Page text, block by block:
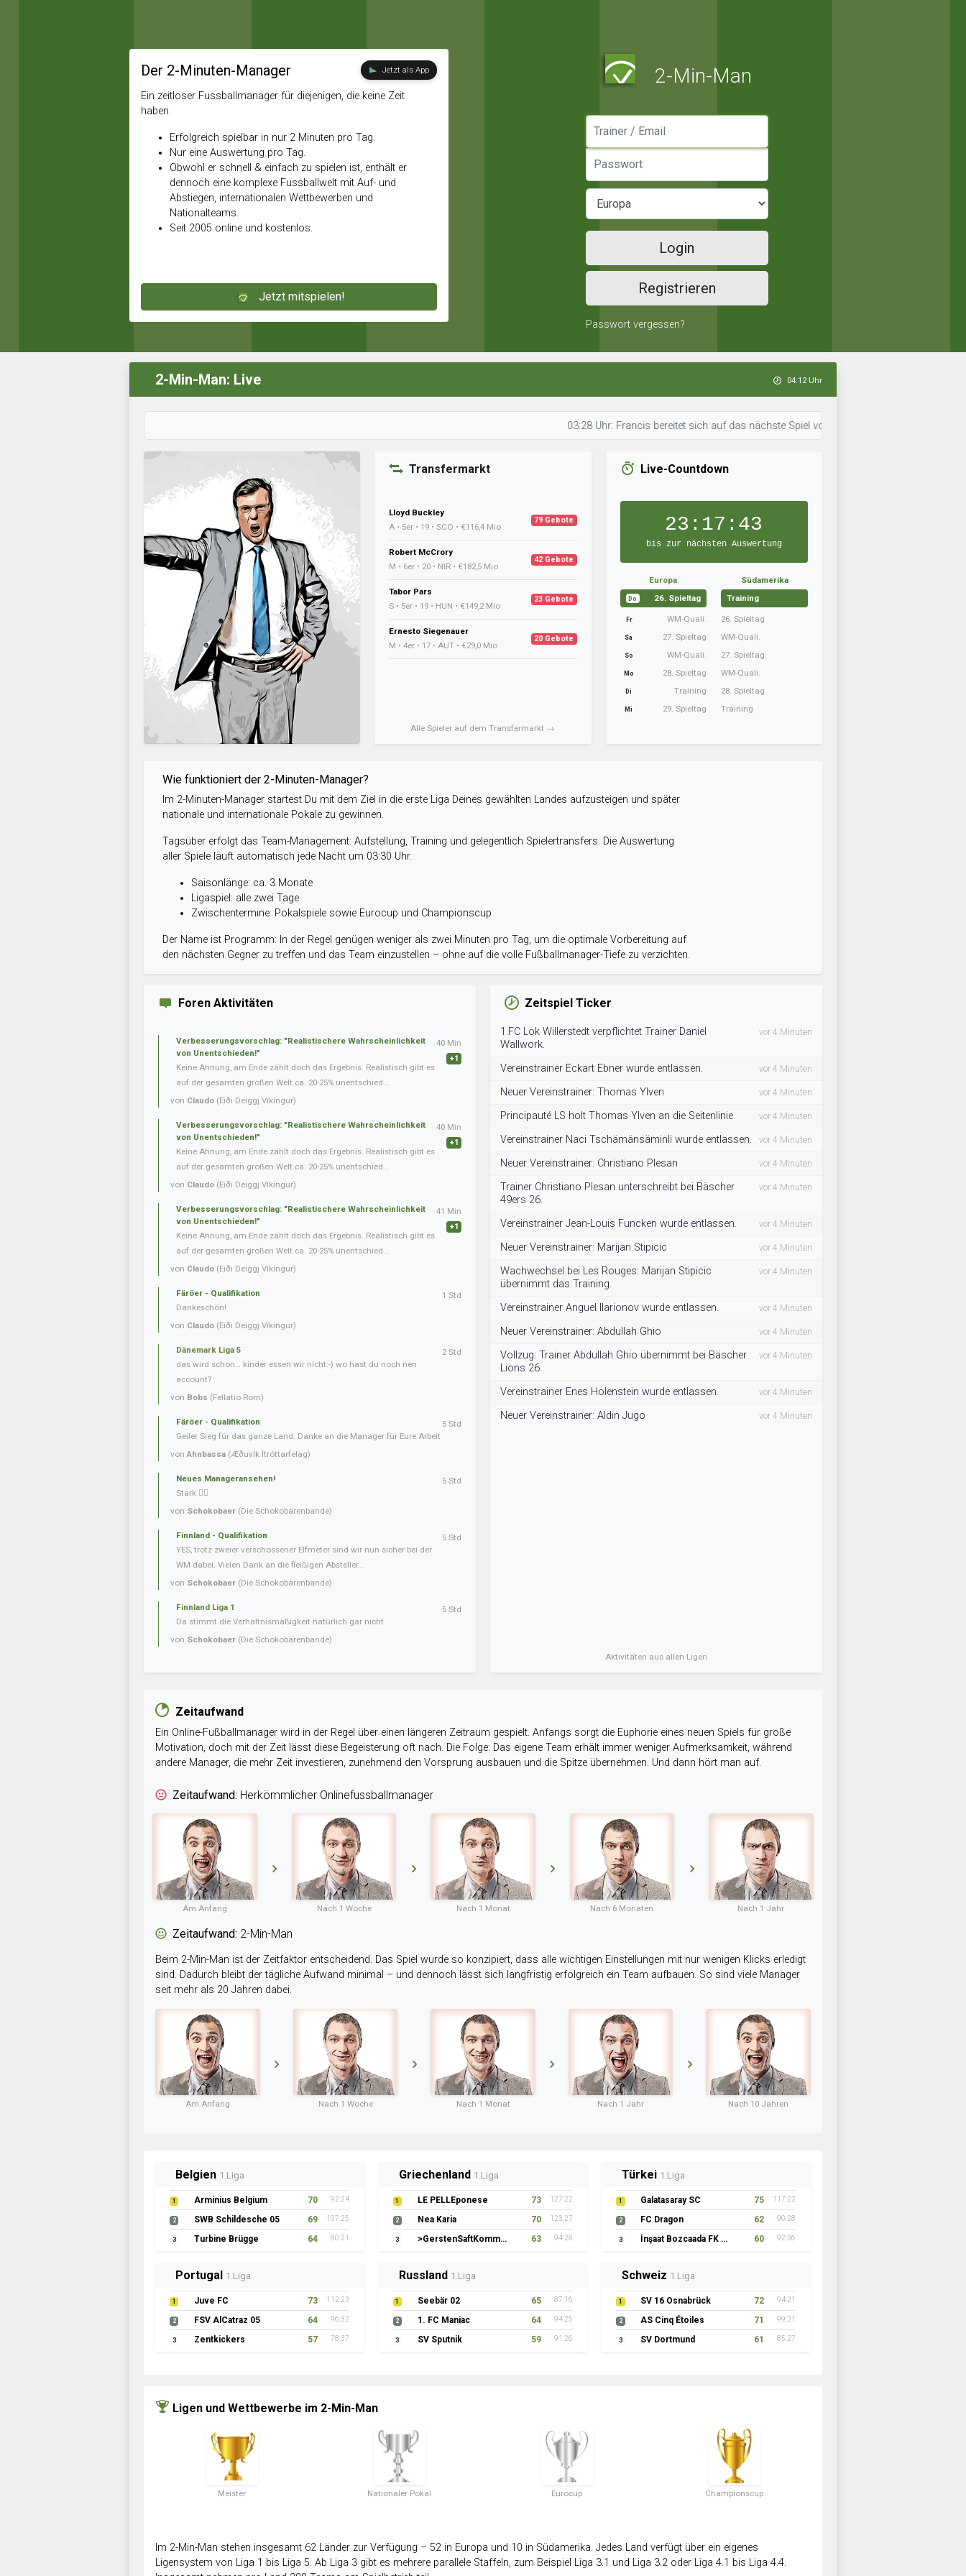
Der 2-Minuten-Manager Jetzt als App
Ein zeitloser Fussballmanager für diejenigen, die keine Zeit
haben.
Erfolgreich spielbar in nur 2 Minuten pro Tag.
Nur eine Auswertung pro Tag.
Obwohl er schnell & einfach zu spielen ist, enthält er
dennoch eine komplexe Fussballwelt mit Auf- und
Abstiegen, internationalen Wettbewerben und
Nationalteams.
Seit 2005 online und kostenlos.
Jetzt mitspielen!
2-Min-Man
Login
Registrieren
Passwort vergessen?
2-Min-Man: Live 04:12 Uhr
03:28 Uhr: Francis bereitet sich auf das nächste Spiel vor. • 03:25 Uhr: Eiði Deiggj Víkingur ist
Transfermarkt
Lloyd Buckley
A • 5er • 19 • SCO • €116,4 Mio
79 Gebote
Robert McCrory
M • 6er • 20 • NIR • €182,5 Mio
42 Gebote
Tabor Pars
S • 5er • 19 • HUN • €149,2 Mio
23 Gebote
Ernesto Siegenauer
M • 4er • 17 • AUT • €29,0 Mio
20 Gebote
Alle Spieler auf dem Transfermarkt →
Live-Countdown
23:17:42
bis zur nächsten Auswertung
Europa
Do 26. Spieltag
Fr WM-Quali.
Sa 27. Spieltag
So WM-Quali.
Mo 28. Spieltag
Di Training
Mi 29. Spieltag
Südamerika
Training
26. Spieltag
WM-Quali.
27. Spieltag
WM-Quali.
28. Spieltag
Training
Wie funktioniert der 2-Minuten-Manager?
Im 2-Minuten-Manager startest Du mit dem Ziel in die erste Liga Deines gewählten Landes aufzusteigen und später
nationale und internationale Pokale zu gewinnen.
Tagsüber erfolgt das Team-Management: Aufstellung, Training und gelegentlich Spielertransfers. Die Auswertung
aller Spiele läuft automatisch jede Nacht um 03:30 Uhr.
Saisonlänge: ca. 3 Monate
Ligaspiel: alle zwei Tage
Zwischentermine: Pokalspiele sowie Eurocup und Championscup
Der Name ist Programm: In der Regel genügen weniger als zwei Minuten pro Tag, um die optimale Vorbereitung auf
den nächsten Gegner zu treffen und das Team einzustellen – ohne auf die volle Fußballmanager-Tiefe zu verzichten.
Foren Aktivitäten
Verbesserungsvorschlag: "Realistischere Wahrscheinlichkeit
von Unentschieden!"
Keine Ahnung, am Ende zählt doch das Ergebnis. Realistisch gibt es
auf der gesamten großen Welt ca. 20-25% unentschied...
von Claudo (Eiði Deiggj Víkingur)
40 Min
+1
Verbesserungsvorschlag: "Realistischere Wahrscheinlichkeit
von Unentschieden!"
Keine Ahnung, am Ende zählt doch das Ergebnis. Realistisch gibt es
auf der gesamten großen Welt ca. 20-25% unentschied...
von Claudo (Eiði Deiggj Víkingur)
40 Min
+1
Verbesserungsvorschlag: "Realistischere Wahrscheinlichkeit
von Unentschieden!"
Keine Ahnung, am Ende zählt doch das Ergebnis. Realistisch gibt es
auf der gesamten großen Welt ca. 20-25% unentschied...
von Claudo (Eiði Deiggj Víkingur)
41 Min
+1
Färöer - Qualifikation
Dankeschön!
von Claudo (Eiði Deiggj Víkingur)
1 Std
Dänemark Liga 5
das wird schon… kinder essen wir nicht:-) wo hast du noch nen
account?
von Bobs (Fellatio Rom)
2 Std
Färöer - Qualifikation
Geiler Sieg für das ganze Land. Danke an die Manager für Eure Arbeit
vonAhnbassa (Æðuvík Ítróttarfelag)
5 Std
Neues Manageransehen!
Stark 👍🏼
von Schokobaer (Die Schokobärenbande)
5 Std
Finnland - Qualifikation
YES, trotz zweier verschossener Elfmeter sind wir nun sicher bei der
WM dabei. Vielen Dank an die fleißigen Absteller...
von Schokobaer (Die Schokobärenbande)
5 Std
Finnland Liga 1
Da stimmt die Verhältnismäßigkeit natürlich gar nicht
von Schokobaer (Die Schokobärenbande)
5 Std
Zeitspiel Ticker
1.FC Lok Willerstedt verpflichtet Trainer Daniel
Wallwork.
vor 4 Minuten
Vereinstrainer Eckart Ebner wurde entlassen. vor 4 Minuten
Neuer Vereinstrainer: Thomas Ylven vor 4 Minuten
Principauté LS holt Thomas Ylven an die Seitenlinie. vor 4 Minuten
Vereinstrainer Naci Tschämänsäminli wurde entlassen. vor 4 Minuten
Neuer Vereinstrainer: Christiano Plesan vor 4 Minuten
Trainer Christiano Plesan unterschreibt bei Bäscher
49ers 26.
vor 4 Minuten
Vereinstrainer Jean-Louis Funcken wurde entlassen. vor 4 Minuten
Neuer Vereinstrainer: Marijan Stipicic vor 4 Minuten
Wachwechsel bei Les Rouges: Marijan Stipicic
übernimmt das Training.
vor 4 Minuten
Vereinstrainer Anguel Ilarionov wurde entlassen. vor 4 Minuten
Neuer Vereinstrainer: Abdullah Ghio vor 4 Minuten
Vollzug: Trainer Abdullah Ghio übernimmt bei Bäscher
Lions 26.
vor 4 Minuten
Vereinstrainer Enes Holenstein wurde entlassen. vor 4 Minuten
Neuer Vereinstrainer: Aldin Jugo vor 4 Minuten
Aktivitäten aus allen Ligen
Zeitaufwand
Ein Online-Fußballmanager wird in der Regel über einen längeren Zeitraum gespielt. Anfangs sorgt die Euphorie eines neuen Spiels für große
Motivation, doch mit der Zeit lässt diese Begeisterung oft nach. Die Folge: Das eigene Team erhält immer weniger Aufmerksamkeit, während
andere Manager, die mehr Zeit investieren, zunehmend den Vorsprung ausbauen und die Spitze übernehmen. Und dann hört man auf.
Zeitaufwand: Herkömmlicher Onlinefussballmanager
Am Anfang Nach 1 Woche Nach 1 Monat Nach 6 Monaten Nach 1 Jahr
Zeitaufwand: 2-Min-Man
Beim 2-Min-Man ist der Zeitfaktor entscheidend. Das Spiel wurde so konzipiert, dass alle wichtigen Einstellungen mit nur wenigen Klicks erledigt
sind. Dadurch bleibt der tägliche Aufwand minimal – und dennoch lässt sich langfristig erfolgreich ein Team aufbauen. So sind viele Manager
seit mehr als 20 Jahren dabei.
Am Anfang Nach 1 Woche Nach 1 Monat Nach 1 Jahr Nach 10 Jahren
Belgien 1.Liga
1 Arminius Belgium 70 92:24
2 SWB Schildesche 05 69 107:25
3 Turbine Brügge 64 80:21
Griechenland 1.Liga
1 LE PELLEponese 73 127:22
2 Nea Karia 70 123:27
3 >GerstenSaftKommando 63 94:28
Türkei 1.Liga
1 Galatasaray SC 75 117:22
2 FC Dragon 62 90:28
3 İnşaat Bozcaada FK 1957 60 92:36
Portugal 1.Liga
1 Juve FC 73 112:23
2 FSV AlCatraz 05 64 96:32
3 Zentkickers 57 78:37
Russland 1.Liga
1 Seebär 02 65 87:16
2 1. FC Maniac 64 94:25
3 SV Sputnik 59 91:26
Schweiz 1.Liga
1 SV 16 Osnabrück 72 94:21
2 AS Cinq Étoiles 71 99:21
3 SV Dortmund 61 85:27
Ligen und Wettbewerbe im 2-Min-Man
Meister Nationaler Pokal Eurocup Championscup
Im 2-Min-Man stehen insgesamt 62 Länder zur Verfügung – 52 in Europa und 10 in Südamerika. Jedes Land verfügt über ein eigenes
Ligensystem von Liga 1 bis Liga 5. Ab Liga 3 gibt es mehrere parallele Staffeln, zum Beispiel Liga 3.1 und Liga 3.2 oder Liga 4.1 bis Liga 4.4.